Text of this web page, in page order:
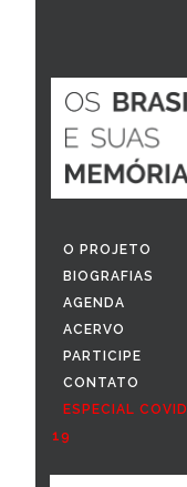
O PROJETO
BIOGRAFIAS
AGENDA
ACERVO
PARTICIPE
CONTATO
ESPECIAL COVID
19